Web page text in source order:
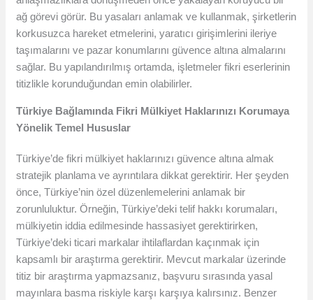
ağ görevi görür. Bu yasaları anlamak ve kullanmak, şirketlerin
korkusuzca hareket etmelerini, yaratıcı girişimlerini ileriye
taşımalarını ve pazar konumlarını güvence altına almalarını
sağlar. Bu yapılandırılmış ortamda, işletmeler fikri eserlerinin
titizlikle korunduğundan emin olabilirler.
Türkiye Bağlamında Fikri Mülkiyet Haklarınızı Korumaya
Yönelik Temel Hususlar
Türkiye’de fikri mülkiyet haklarınızı güvence altına almak
stratejik planlama ve ayrıntılara dikkat gerektirir. Her şeyden
önce, Türkiye’nin özel düzenlemelerini anlamak bir
zorunluluktur. Örneğin, Türkiye’deki telif hakkı korumaları,
mülkiyetin iddia edilmesinde hassasiyet gerektirirken,
Türkiye’deki ticari markalar ihtilaflardan kaçınmak için
kapsamlı bir araştırma gerektirir. Mevcut markalar üzerinde
titiz bir araştırma yapmazsanız, başvuru sırasında yasal
mayınlara basma riskiyle karşı karşıya kalırsınız. Benzer